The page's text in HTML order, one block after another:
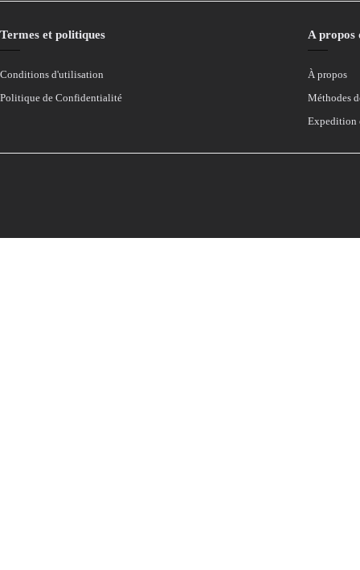
Termes et politiques
Conditions d'utilisation
Politique de Confidentialité
A propos
À propos
Méthodes
Expedition